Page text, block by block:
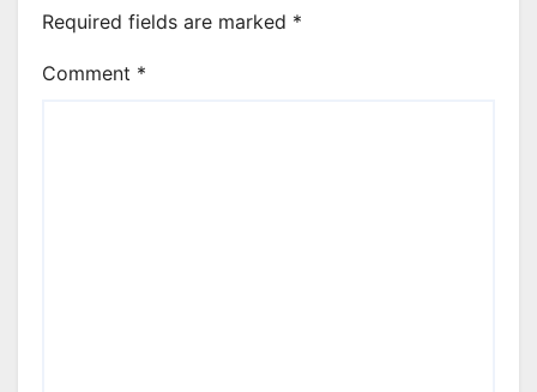
Required fields are marked *
Comment *